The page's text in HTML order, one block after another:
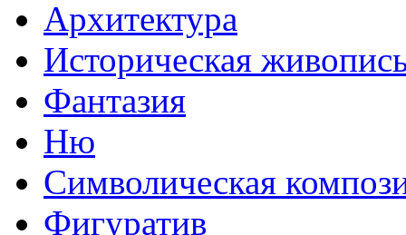
Архитектура
Историческая
Фантазия
Ню
Символическая
Фигуратив